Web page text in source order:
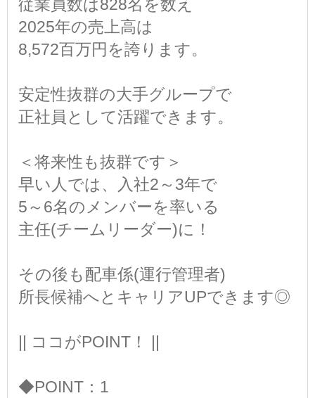
従業員数は828名を数え
2025年の売上高は
8,572百万円を誇ります。
安定性抜群の大手グループで
正社員として活躍できます。
＜将来性も抜群です＞
早い人では、入社2～3年で
5～6名のメンバーを率いる
主任(チームリーダー)に！
その後も配車係(運行管理者)
所長候補へとキャリアUPできます◎
|| ココがPOINT！ ||
◆POINT：1